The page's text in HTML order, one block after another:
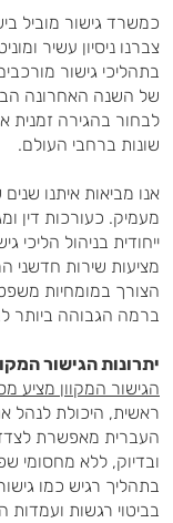
כמשרד גישור מוביל
צברנו ניסיון עשיר
בתהליכי גישור
של השנה האחרונה
לבחור בהגירה זמנית
שונות ברחבי העולם.
אנו מביאות איתנו שנים
מעמיק. כעורכות דין
ייחודית בניהול הליכי
מציעות שירות חדשני
הצורך במומחיות
ברמה הגבוהה ביותר
יתרונות הגישור
הגישור המקוון מציע
ראשית, היכולת לנהל
העברית מאפשרת
ובדיוק, ללא מחסומי
בתהליך רגיש כמו
בביטוי רגשות ועמדות